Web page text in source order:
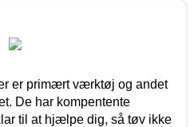
er primært værktøj og andet
De har kompentente
til at hjælpe dig, så tøv ikke